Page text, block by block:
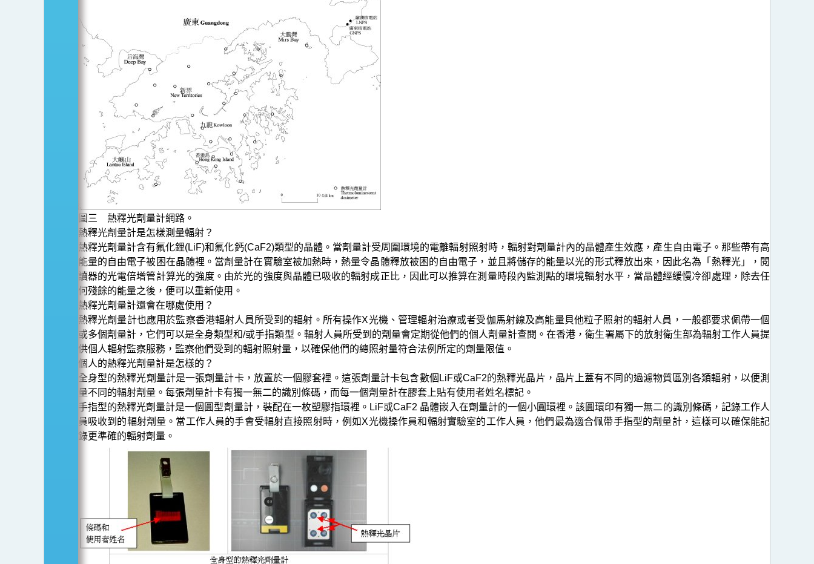
圖三 熱釋光劑量計網路。
熱釋光劑量計是怎樣測量輻射？
熱釋光劑量計含有氟化鋰(LiF)和氟化鈣(CaF2)類型的晶體。當劑量計受周圍環境的電離輻射照射時，輻射對劑量計內的晶體產生效應，產生自由電子。那些帶有高
能量的自由電子被困在晶體裡。當劑量計在實驗室被加熱時，熱量令晶體釋放被困的自由電子，並且將儲存的能量以光的形式釋放出來，因此名為「熱釋光」，閱
讀器的光電倍增管計算光的強度。由於光的強度與晶體已吸收的輻射成正比，因此可以推算在測量時段內監測點的環境輻射水平，當晶體經緩慢冷卻處理，除去任
何殘餘的能量之後，便可以重新使用。
熱釋光劑量計還會在哪處使用？
熱釋光劑量計也應用於監察香港輻射人員所受到的輻射。所有操作X光機、管理輻射治療或者受伽馬射線及高能量貝他粒子照射的輻射人員，一般都要求佩帶一個
或多個劑量計，它們可以是全身類型和/或手指類型。輻射人員所受到的劑量會定期從他們的個人劑量計查閱。在香港，衛生署屬下的放射衛生部為輻射工作人員提
供個人輻射監察服務，監察他們受到的輻射照射量，以確保他們的總照射量符合法例所定的劑量限值。
個人的熱釋光劑量計是怎樣的？
全身型的熱釋光劑量計是一張劑量計卡，放置於一個膠套裡。這張劑量計卡包含數個LiF或CaF2的熱釋光晶片，晶片上蓋有不同的過濾物質區別各類輻射，以便測
量不同的輻射劑量。每張劑量計卡有獨一無二的識別條碼，而每一個劑量計在膠套上貼有使用者姓名標記。
手指型的熱釋光劑量計是一個圓型劑量計，裝配在一枚塑膠指環裡。LiF或CaF2 晶體嵌入在劑量計的一個小圓環裡。該圓環印有獨一無二的識別條碼，記錄工作人
員吸收到的輻射劑量。當工作人員的手會受輻射直接照射時，例如X光機操作員和輻射實驗室的工作人員，他們最為適合佩帶手指型的劑量計，這樣可以確保能記
錄更準確的輻射劑量。